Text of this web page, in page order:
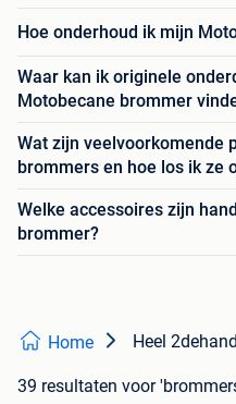
Hoe onderhoud ik mijn
Waar kan ik originele
Motobecane brommer
Wat zijn veelvoorkomende
brommers en hoe los ik ze
Welke accessoires zijn
brommer?
Home Heel
39 resultaten voor